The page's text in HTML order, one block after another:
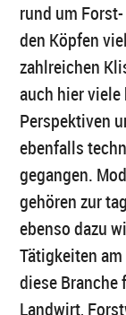
rund um
den Köpfen
zahlreichen
auch hier
Perspektiven
ebenfalls
gegangen.
gehören zur
ebenso dazu
Tätigkeiten
diese Branche
Landwirt,